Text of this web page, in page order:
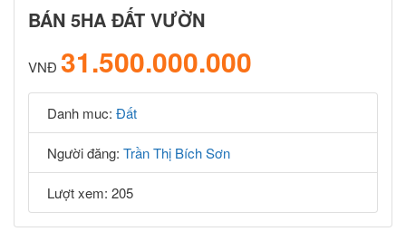
BÁN 5HA ĐẤT VƯỜN
VNĐ 31.500.000.000
Danh muc: Đất
Người đăng: Trần Thị Bích Sơn
Lượt xem: 205